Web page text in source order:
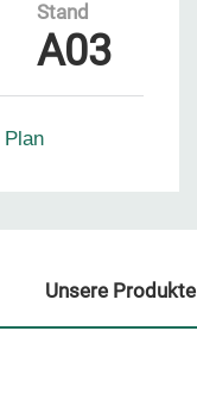
Stand
A03
Plan
Unsere Produkte